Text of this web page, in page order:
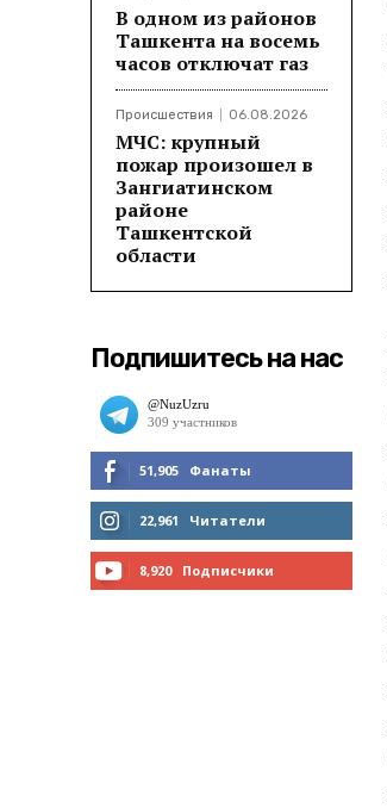
В одном из районов
Ташкента на восемь
часов отключат газ
Происшествия 06.08.2026
МЧС: крупный
пожар произошел в
Зангиатинском
районе
Ташкентской
области
Подпишитесь на нас
51,905 Фанаты
МНЕ НРАВИТСЯ
22,961 Читатели
8,920 Подписчики